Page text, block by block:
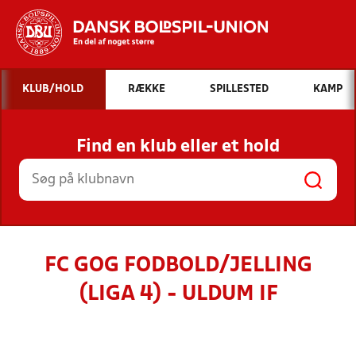
Hvad vil du søge efter?
INDHOLD OG NYHEDER
STILLINGER, RESULTATER, KLUBBER OG
HOLD
KLUB/HOLD RÆKKE SPILLESTED KAMP
Find en klub eller et hold
FC GOG FODBOLD/JELLING
(LIGA 4) - ULDUM IF